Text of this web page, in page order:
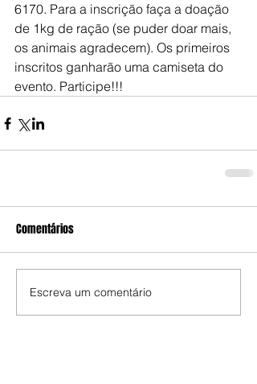
6170. Para a inscrição faça a doação
de 1kg de ração (se puder doar mais,
os animais agradecem). Os primeiros
inscritos ganharão uma camiseta do
evento. Participe!!!
Comentários
Escreva um comentário